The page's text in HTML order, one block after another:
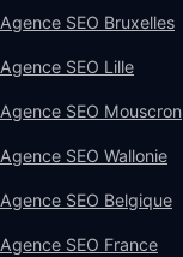
Agence SEO Bruxelles
Agence SEO Lille
Agence SEO Mouscron
Agence SEO Wallonie
Agence SEO Belgique
Agence SEO France